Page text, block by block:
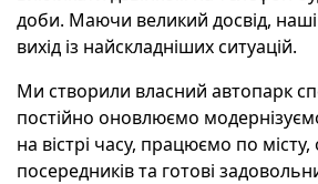
доби. Маючи великий досвід, наші
вихід із найскладніших ситуацій.
Ми створили власний автопарк
постійно оновлюємо
на вістрі часу, працюємо по місту,
посередників та готові